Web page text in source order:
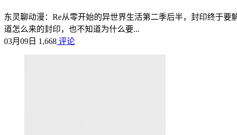
东灵聊动漫：Re从零开始的异世界生活第二季后半，封印终于
道怎么来的封印，也不知道为什么要...
03月09日 1,668 评论